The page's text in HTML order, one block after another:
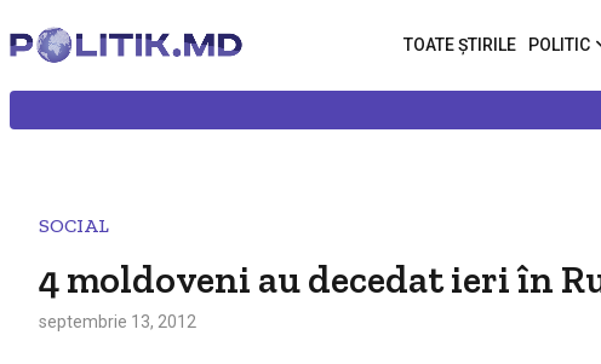
TOATE ȘTIRILE POLITIC
SOCIAL
4 moldoveni au decedat ieri în
septembrie 13, 2012